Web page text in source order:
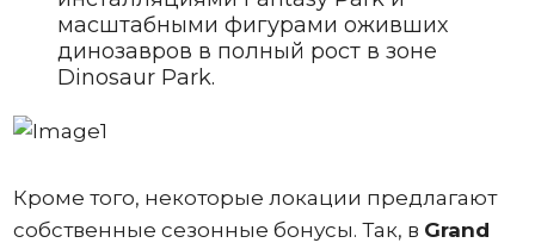
масштабными фигурами оживших
динозавров в полный рост в зоне
Dinosaur Park.
Кроме того, некоторые локации предлагают
собственные сезонные бонусы. Так, в Grand